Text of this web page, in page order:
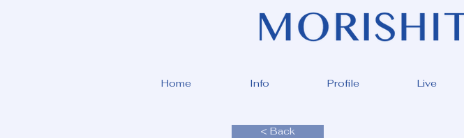
Home Info Profile Live
< Back